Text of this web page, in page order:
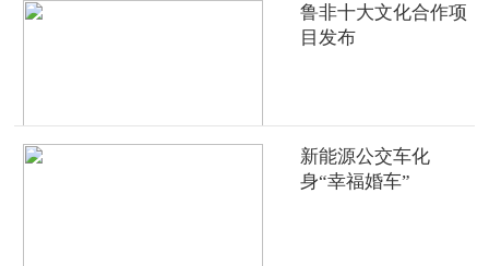
鲁非十大文化合作项
目发布
新能源公交车化
身“幸福婚车”